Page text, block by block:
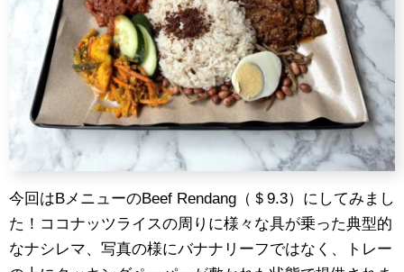
今回はBメニューのBeef Rendang（＄9.3）にしてみまし
た！ココナッツライスの周りに様々な具が乗った典型的
なナシレマ、写真の様にバナナリーフではなく、トレー